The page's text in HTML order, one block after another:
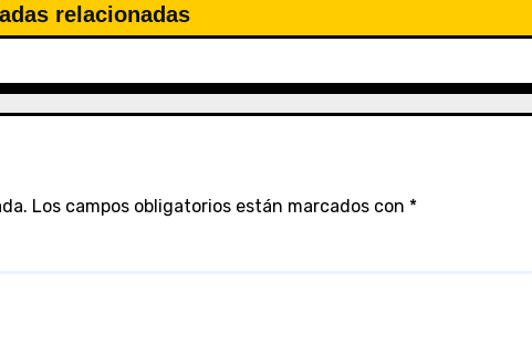
relacionadas
Los campos obligatorios están marcados con *